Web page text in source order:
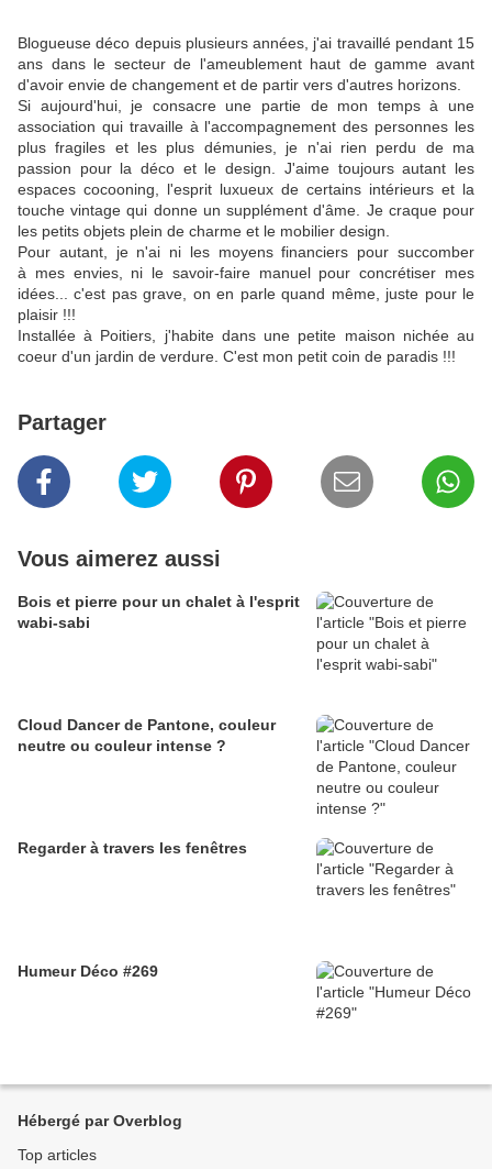
Blogueuse déco depuis plusieurs années, j'ai travaillé pendant 15
ans dans le secteur de l'ameublement haut de gamme avant
d'avoir envie de changement et de partir vers d'autres horizons.
Si aujourd'hui, je consacre une partie de mon temps à une
association qui travaille à l'accompagnement des personnes les
plus fragiles et les plus démunies, je n'ai rien perdu de ma
passion pour la déco et le design. J'aime toujours autant les
espaces cocooning, l'esprit luxueux de certains intérieurs et la
touche vintage qui donne un supplément d'âme. Je craque pour
les petits objets plein de charme et le mobilier design.
Pour autant, je n'ai ni les moyens financiers pour succomber
à mes envies, ni le savoir-faire manuel pour concrétiser mes
idées... c'est pas grave, on en parle quand même, juste pour le
plaisir !!!
Installée à Poitiers, j'habite dans une petite maison nichée au
coeur d'un jardin de verdure. C'est mon petit coin de paradis !!!
Partager
Vous aimerez aussi
Bois et pierre pour un chalet à l'esprit
wabi-sabi
Cloud Dancer de Pantone, couleur
neutre ou couleur intense ?
Regarder à travers les fenêtres
Humeur Déco #269
Hébergé par Overblog
Top articles